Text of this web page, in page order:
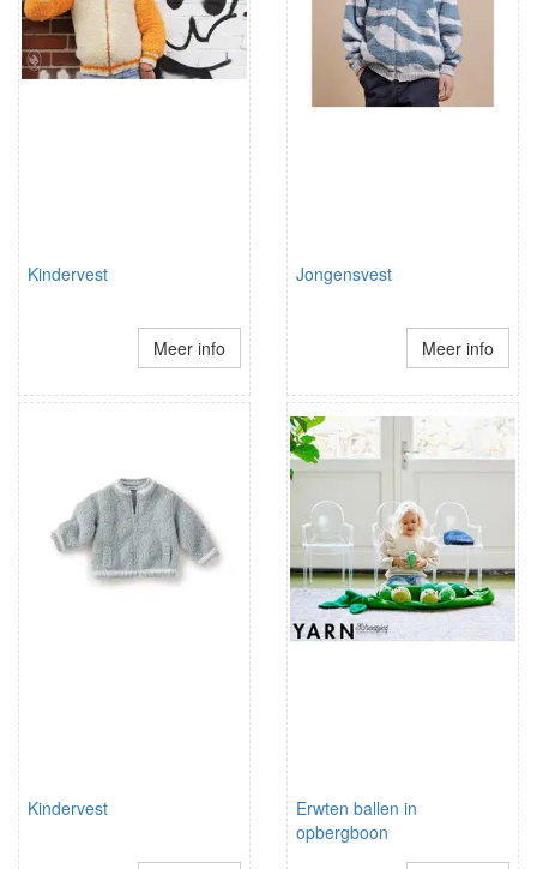
Kindervest
Meer info
Jongensvest
Meer info
Kindervest
Erwten ballen in
opbergboon